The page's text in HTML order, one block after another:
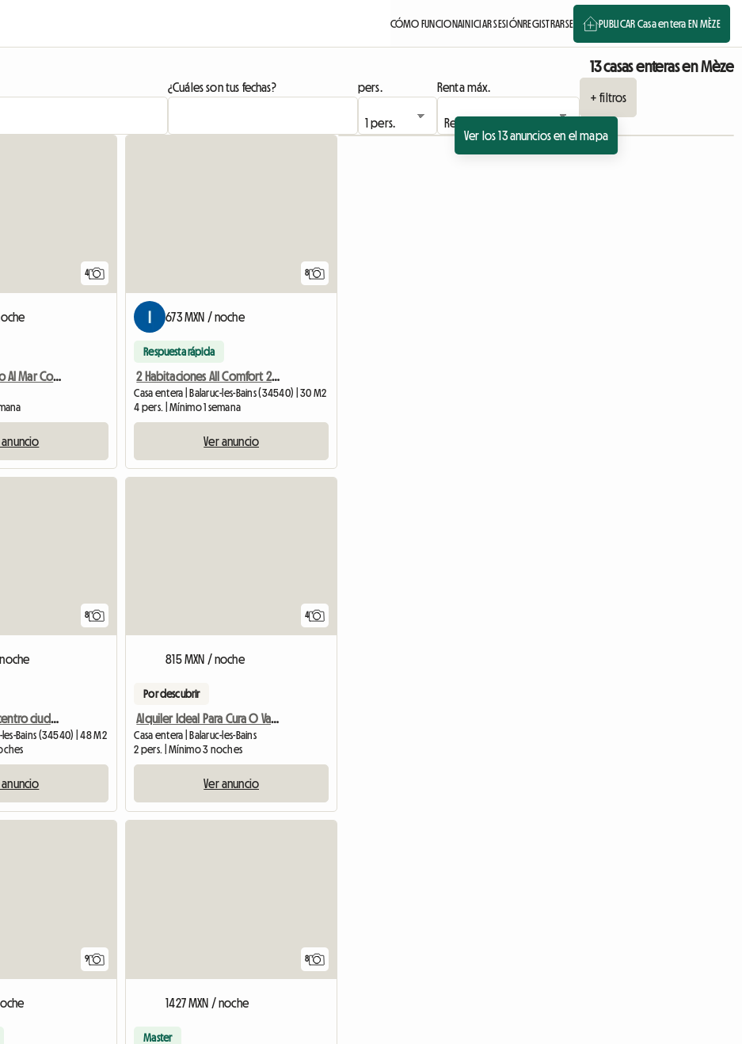
CÓMO FUNCIONAINICIAR SESIÓNREGISTRARSE PUBLICAR Casa entera EN MÈZE
13 casas enteras en Mèze
¿Cuáles son tus fechas? pers.
Renta máx.
+ filtros
Ver los 13 anuncios en el mapa
4
Séte. Estudio Junto Al Mar Con Logia (4 Personas)
anuncio
8
673 MXN / noche
Respuesta rápida
2 Habitaciones All Comfort 2* Con Wifi Parking Logia
Casa entera | Balaruc-les-Bains (34540) | 30 M2
4 pers. | Mínimo 1 semana
Ver anuncio
8
Apartamento T3 centro ciudad BALARUC LES BAINS
les-Bains (34540) | 48 M2
anuncio
4
815 MXN / noche
Por descubrir
Alquiler Ideal Para Cura O Vacaciones
Casa entera | Balaruc-les-Bains
2 pers. | Mínimo 3 noches
Ver anuncio
9 8
1427 MXN / noche
Master